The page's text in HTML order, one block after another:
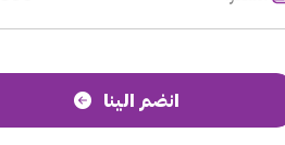
انضم الينا